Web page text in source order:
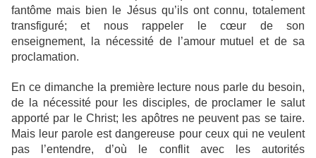
fantôme mais bien le Jésus qu’ils ont connu, totalement
transfiguré; et nous rappeler le cœur de son
enseignement, la nécessité de l’amour mutuel et de sa
proclamation.
En ce dimanche la première lecture nous parle du besoin,
de la nécessité pour les disciples, de proclamer le salut
apporté par le Christ; les apôtres ne peuvent pas se taire.
Mais leur parole est dangereuse pour ceux qui ne veulent
pas l’entendre, d’où le conflit avec les autorités